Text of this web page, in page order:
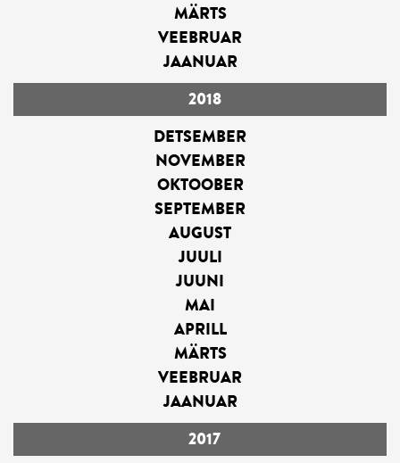
MÄRTS
VEEBRUAR
JAANUAR
2018
DETSEMBER
NOVEMBER
OKTOOBER
SEPTEMBER
AUGUST
JUULI
JUUNI
MAI
APRILL
MÄRTS
VEEBRUAR
JAANUAR
2017